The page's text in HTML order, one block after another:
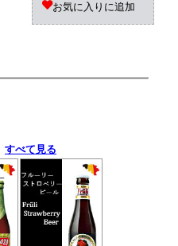
お気に入りに追加
すべて見る